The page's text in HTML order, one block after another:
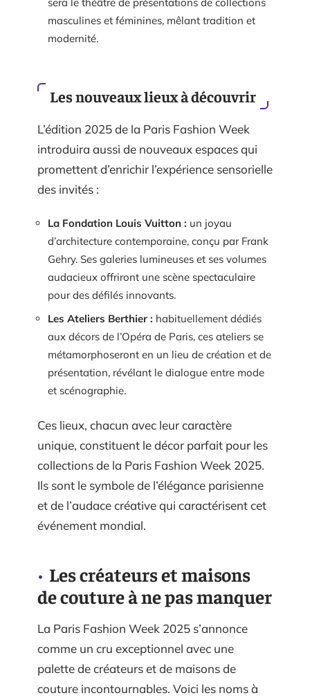
masculines et féminines, mêlant tradition et
modernité.
Les nouveaux lieux à découvrir
L’édition 2025 de la Paris Fashion Week
introduira aussi de nouveaux espaces qui
promettent d’enrichir l’expérience sensorielle
des invités :
La Fondation Louis Vuitton : un joyau
d’architecture contemporaine, conçu par Frank
Gehry. Ses galeries lumineuses et ses volumes
audacieux offriront une scène spectaculaire
pour des défilés innovants.
Les Ateliers Berthier : habituellement dédiés
aux décors de l’Opéra de Paris, ces ateliers se
métamorphoseront en un lieu de création et de
présentation, révélant le dialogue entre mode
et scénographie.
Ces lieux, chacun avec leur caractère
unique, constituent le décor parfait pour les
collections de la Paris Fashion Week 2025.
Ils sont le symbole de l’élégance parisienne
et de l’audace créative qui caractérisent cet
événement mondial.
Les créateurs et maisons
de couture à ne pas manquer
La Paris Fashion Week 2025 s’annonce
comme un cru exceptionnel avec une
palette de créateurs et de maisons de
couture incontournables. Voici les noms à